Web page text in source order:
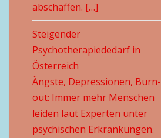
abschaffen. […]
Steigender
Psychotherapiededarf in
Österreich
Ängste, Depressionen, Burn-
out: Immer mehr Menschen
leiden laut Experten unter
psychischen Erkrankungen.